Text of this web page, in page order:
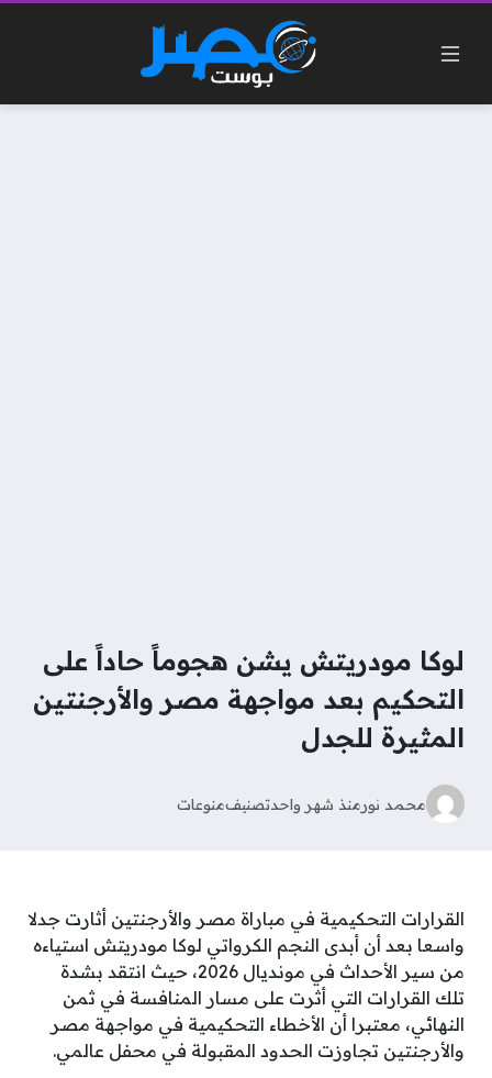
لوكا مودريتش يشن هجوماً حاداً على
التحكيم بعد مواجهة مصر والأرجنتين
المثيرة للجدل
محمد نورمنذ شهر واحدتصنيفمنوعات
القرارات التحكيمية في مباراة مصر والأرجنتين أثارت جدلا
واسعا بعد أن أبدى النجم الكرواتي لوكا مودريتش استياءه
من سير الأحداث في مونديال 2026، حيث انتقد بشدة
تلك القرارات التي أثرت على مسار المنافسة في ثمن
النهائي، معتبرا أن الأخطاء التحكيمية في مواجهة مصر
والأرجنتين تجاوزت الحدود المقبولة في محفل عالمي.